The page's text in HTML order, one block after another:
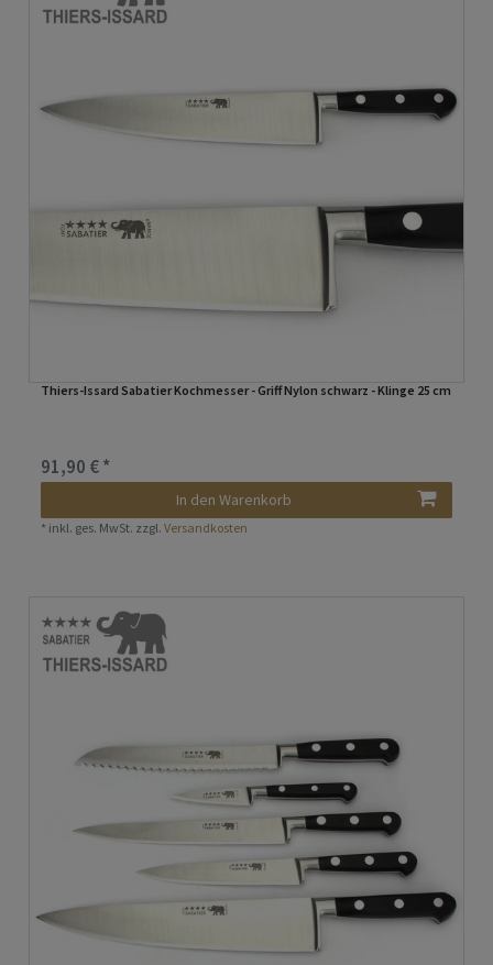
Thiers-Issard Sabatier Kochmesser - Griff Nylon schwarz - Klinge 25 cm
91,90 € *
In den Warenkorb
* inkl. ges. MwSt. zzgl.Versandkosten